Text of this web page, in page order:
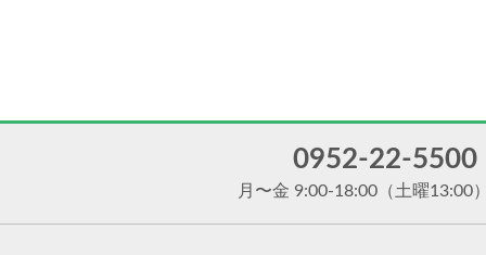
0952-22-5500
月〜金 9:00-18:00 （土曜13:00